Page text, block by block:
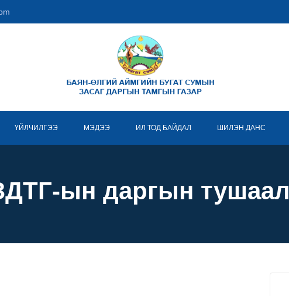
ҮЙЛЧИЛГЭЭ МЭДЭЭ ИЛ ТОД БАЙДАЛ ШИЛЭН ДАНС
ын даргын тушаал